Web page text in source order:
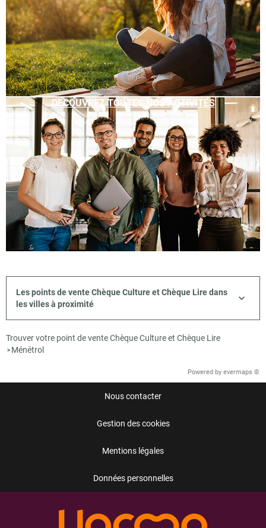
DÉCOUVREZ TOUTES NOS ACTIVITÉS
Les points de vente Chèque Culture et Chèque Lire dans
les villes à proximité
Trouver votre point de vente Chèque Culture et Chèque Lire
> Ménétrol
Powered by evermaps ©
Nous contacter
Gestion des cookies
Mentions légales
Données personnelles